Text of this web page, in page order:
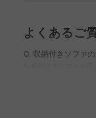
よくあるご
Q. 収納付きソファ